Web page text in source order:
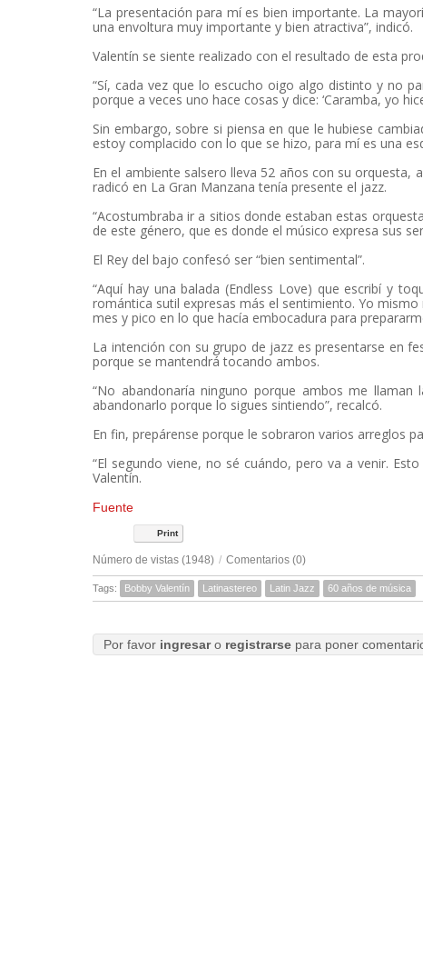
“La presentación para mí es bien importante. La
una envoltura muy importante y bien atractiva”, indicó.
Valentín se siente realizado con el resultado de esta
“Sí, cada vez que lo escucho oigo algo distinto y no
porque a veces uno hace cosas y dice: ‘Caramba, yo
Sin embargo, sobre si piensa en que le hubiese
estoy complacido con lo que se hizo, para mí es una
En el ambiente salsero lleva 52 años con su
radicó en La Gran Manzana tenía presente el jazz.
“Acostumbraba ir a sitios donde estaban estas
de este género, que es donde el músico expresa sus
El Rey del bajo confesó ser “bien sentimental”.
“Aquí hay una balada (Endless Love) que escribí y
romántica sutil expresas más el sentimiento. Yo
mes y pico en lo que hacía embocadura para
La intención con su grupo de jazz es presentarse en
porque se mantendrá tocando ambos.
“No abandonaría ninguno porque ambos me
abandonarlo porque lo sigues sintiendo”, recalcó.
En fin, prepárense porque le sobraron varios arreglos
“El segundo viene, no sé cuándo, pero va a venir.
Valentín.
Fuente
Print
Número de vistas (1948) / Comentarios (0)
Tags: Bobby Valentín Latinastereo Latin Jazz 60 años de música
Por favor ingresaro registrarse para poner